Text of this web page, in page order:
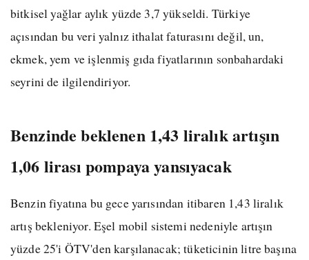
bitkisel yağlar aylık yüzde 3,7 yükseldi. Türkiye
açısından bu veri yalnız ithalat faturasını değil, un,
ekmek, yem ve işlenmiş gıda fiyatlarının sonbahardaki
seyrini de ilgilendiriyor.
Benzinde beklenen 1,43 liralık artışın
1,06 lirası pompaya yansıyacak
Benzin fiyatına bu gece yarısından itibaren 1,43 liralık
artış bekleniyor. Eşel mobil sistemi nedeniyle artışın
yüzde 25'i ÖTV'den karşılanacak; tüketicinin litre başına